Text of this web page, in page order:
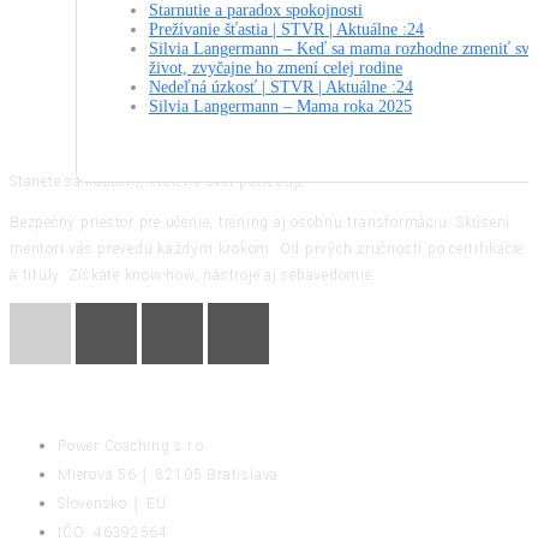
Starnutie a paradox spokojnosti
Prežívanie šťastia | STVR | Aktuálne :24
Silvia Langermann – Keď sa mama rozhodne zmeniť
život, zvyčajne ho zmení celej rodine
Nedeľná úzkosť | STVR | Aktuálne :24
Silvia Langermann – Mama roka 2025
Stanete sa koučom, ktorého svet potrebuje
Bezpečný priestor pre učenie, tréning aj osobnú transformáciu. Skúsení
mentori vás prevedú každým krokom. Od prvých zručností po certifikácie
a tituly. Získate know-how, nástroje aj sebavedomie.
Power Coaching s.r.o.
Mierová 56 │ 82105 Bratislava
Slovensko │ EU
IČO: 46392564